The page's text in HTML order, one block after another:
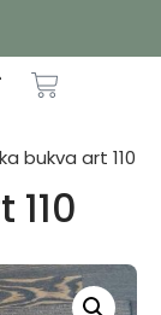
bukva art 110